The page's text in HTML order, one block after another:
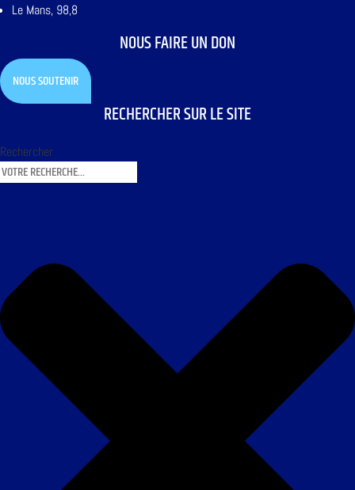
Le Mans, 98,8
NOUS FAIRE UN DON
NOUS SOUTENIR
RECHERCHER SUR LE SITE
Rechercher